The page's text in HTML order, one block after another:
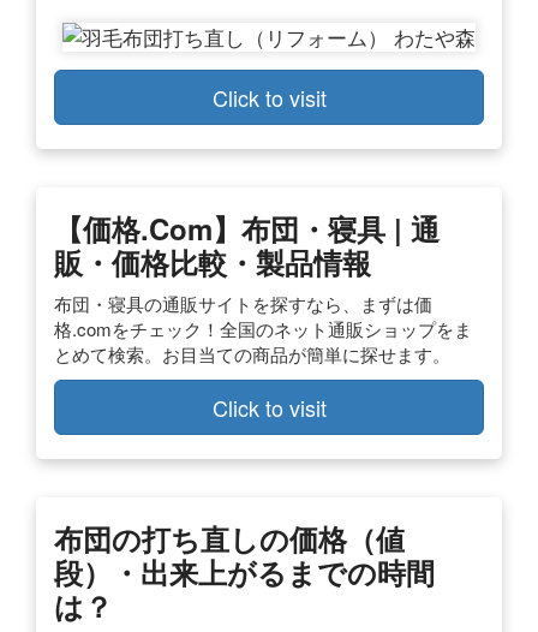
Click to visit
【価格.com】布団・寝具 | 通
販・価格比較・製品情報
布団・寝具の通販サイトを探すなら、まずは価
格.comをチェック！全国のネット通販ショップをま
とめて検索。お目当ての商品が簡単に探せます。
Click to visit
布団の打ち直しの価格（値
段）・出来上がるまでの時間
は？